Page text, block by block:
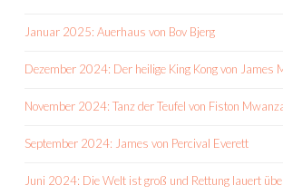
Januar 2025: Auerhaus von Bov Bjerg
Dezember 2024: Der heilige King Kong von James
November 2024: Tanz der Teufel von Fiston
September 2024: James von Percival Everett
Juni 2024: Die Welt ist groß und Rettung lauert